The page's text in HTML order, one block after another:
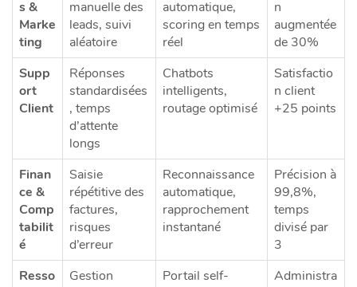
s &
Marke
ting
manuelle des
leads, suivi
aléatoire
automatique,
scoring en temps
réel
n
augmentée
de 30%
Supp
ort
Client
Réponses
standardisées
, temps
d’attente
longs
Chatbots
intelligents,
routage optimisé
Satisfactio
n client
+25 points
Finan
ce &
Comp
tabilit
é
Saisie
répétitive des
factures,
risques
d’erreur
Reconnaissance
automatique,
rapprochement
instantané
Précision à
99,8%,
temps
divisé par
3
Resso
Gestion
Portail self-
Administra